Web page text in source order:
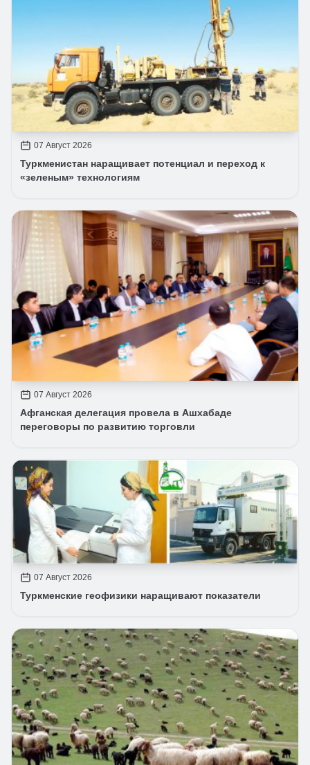
07 Август 2026
Туркменистан наращивает потенциал и переход к
«зеленым» технологиям
07 Август 2026
Афганская делегация провела в Ашхабаде
переговоры по развитию торговли
07 Август 2026
Туркменские геофизики наращивают показатели